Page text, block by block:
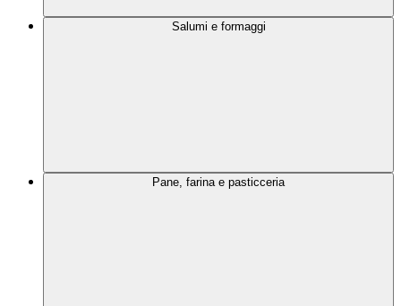
Salumi e formaggi
Pane, farina e pasticceria